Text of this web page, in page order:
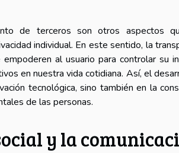
de terceros son otros aspectos
individual. En este sentido, la
al usuario para controlar su
en nuestra vida cotidiana. Así, el
tecnológica, sino también en la
de las personas.
y la